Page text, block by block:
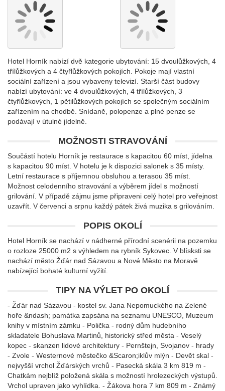
Hotel Horník nabízí dvě kategorie ubytování: 15 dvoulůžkových, 4
třílůžkových a 4 čtyřlůžkových pokojích. Pokoje mají vlastní
sociální zařízení a jsou vybaveny televizí. Starší část budovy
nabízí ubytování: ve 4 dvoulůžkových, 4 třílůžkových, 3
čtyřlůžkových, 1 pětilůžkových pokojích se společným sociálním
zařízením na chodbě. Snídaně, polopenze a plné penze se
podávají v útulné jídelně.
MOŽNOSTI STRAVOVÁNÍ
Součástí hotelu Horník je restaurace s kapacitou 60 míst, jídelna
s kapacitou 90 míst. V hotelu je k dispozici salonek s 35 místy.
Letní restaurace s příjemnou obsluhou a terasou 35 míst.
Možnost celodenního stravování a výběrem jídel s možností
grilování. V případě zájmu jsme připraveni celý hotel pro veřejnost
uzavřít. V červenci a srpnu každý pátek živá muzika s grilováním.
POPIS OKOLÍ
Hotel Horník se nachází v nádherné přírodní scenérii na pozemku
o rozloze 25000 m2 s výhledem na rybník Sykovec. V blísksti se
nachází město Žďár nad Sázavou a Nové Město na Moravě
nabízející bohaté kulturní vyžití.
TIPY NA VÝLET PO OKOLÍ
- Žďár nad Sázavou - kostel sv. Jana Nepomuckého na Zelené
hoře &ndash; památka zapsána na seznamu UNESCO, Muzeum
knihy v místním zámku - Polička - rodný dům hudebního
skladatele Bohuslava Martinů, historický střed města - Veselý
kopec - skanzen lidové architektury - Pernštejn, Svojanov - hrady
- Zvole - Westernové městečko &Scaron;iklův mlýn - Devět skal -
nejvyšší vrchol Žďárských vrchů - Pasecká skála 3 km 819 m -
Chatkám nejblíž položená skála s možností hrolezeckých výstupů.
Vrchol upraven jako vyhlídka. - Žákova hora 7 km 809 m - Známý